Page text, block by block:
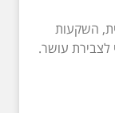
השקעות
לצבירת עושר.